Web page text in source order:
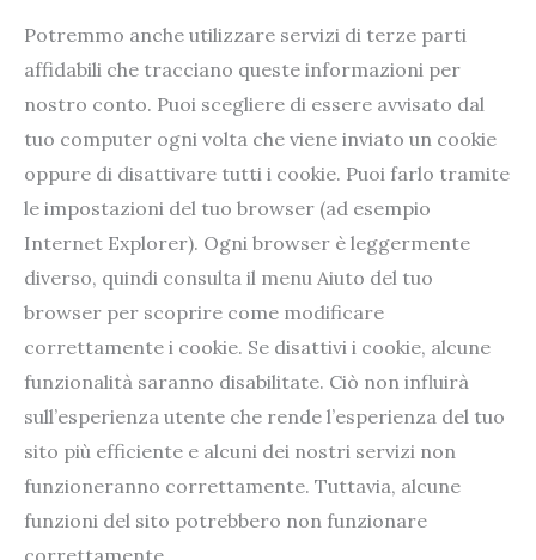
Potremmo anche utilizzare servizi di terze parti
affidabili che tracciano queste informazioni per
nostro conto. Puoi scegliere di essere avvisato dal
tuo computer ogni volta che viene inviato un cookie
oppure di disattivare tutti i cookie. Puoi farlo tramite
le impostazioni del tuo browser (ad esempio
Internet Explorer). Ogni browser è leggermente
diverso, quindi consulta il menu Aiuto del tuo
browser per scoprire come modificare
correttamente i cookie. Se disattivi i cookie, alcune
funzionalità saranno disabilitate. Ciò non influirà
sull’esperienza utente che rende l’esperienza del tuo
sito più efficiente e alcuni dei nostri servizi non
funzioneranno correttamente. Tuttavia, alcune
funzioni del sito potrebbero non funzionare